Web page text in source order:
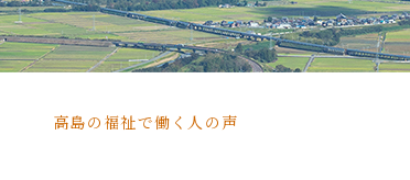
高島の福祉で働く人の声